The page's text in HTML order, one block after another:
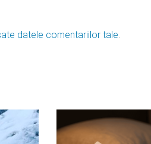
datele comentariilor tale.